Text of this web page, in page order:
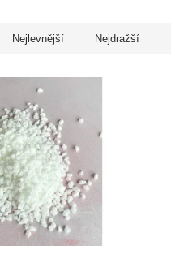
Nejlevnější Nejdražší